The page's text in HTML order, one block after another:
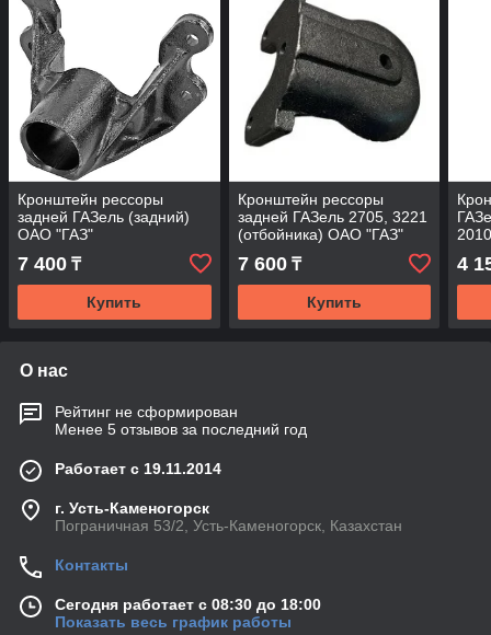
Кронштейн рессоры
задней ГАЗель (задний)
ОАО "ГАЗ"
7 400 ₸
Купить
Кронштейн рессоры
задней ГАЗель 2705, 3221
(отбойника) ОАО "ГАЗ"
7 600₸
Купить
4
О нас
Рейтинг не сформирован
Менее 5 отзывов за последний год
Работает с 19.11.2014
г. Усть-Каменогорск
Пограничная 53/2, Усть-Каменогорск, Казахстан
Контакты
Сегодня работает с 08:30 до 18:00
Показать весь график работы